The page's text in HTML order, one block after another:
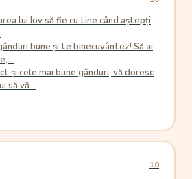
lui Iov să fie cu tine când aștepți
bune și te binecuvântez! Să ai
și cele mai bune gânduri, vă doresc
să vă...
10